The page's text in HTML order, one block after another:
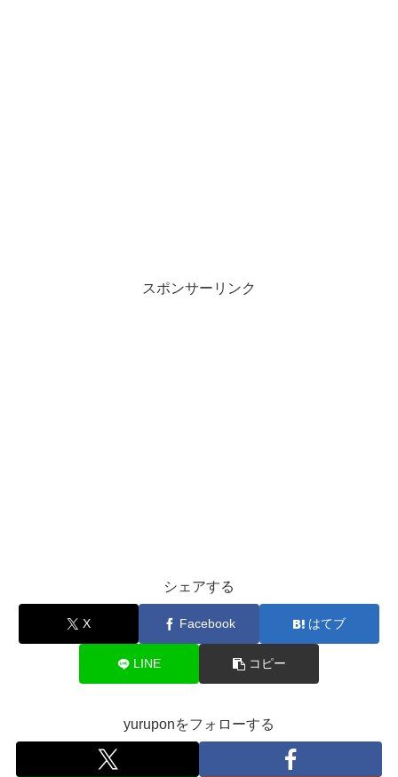
スポンサーリンク
シェアする
X Facebook はてブ
LINE コピー
yuruponをフォローする